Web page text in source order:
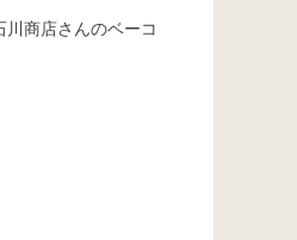
商店さんのベーコ